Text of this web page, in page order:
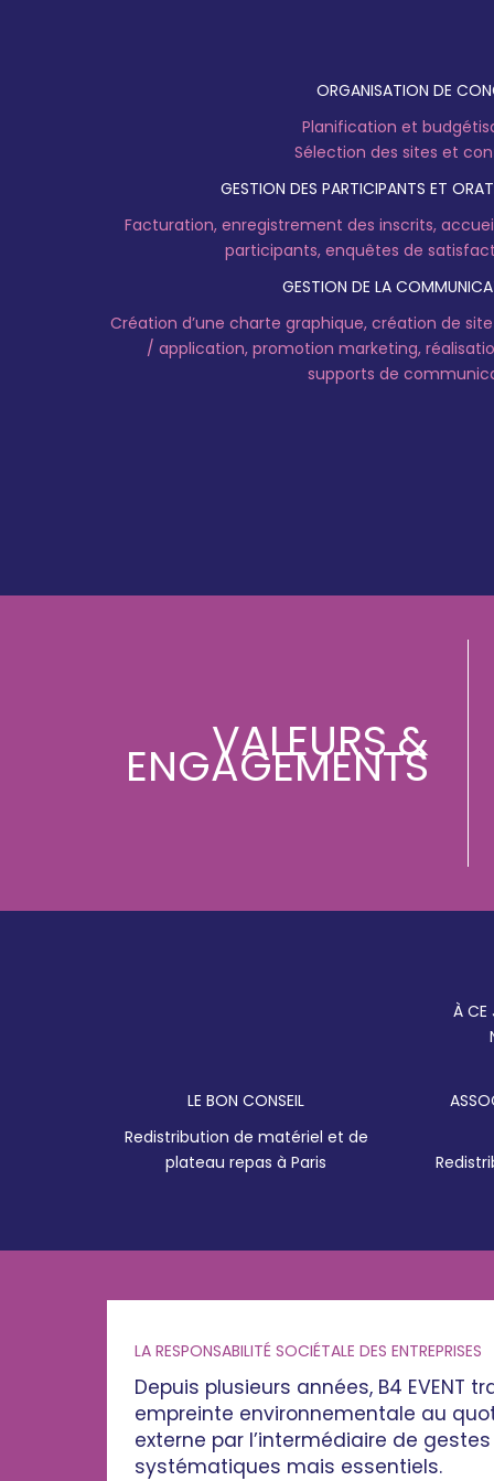
ORGANISATION DE
Planification et
Sélection des sites et
GESTION DES PARTICIPANTS ET
Facturation, enregistrement des inscrits,
participants, enquêtes de
GESTION DE LA
Création d’une charte graphique, création de
/ application, promotion marketing,
supports de
VALEURS &
ENGAGEMENTS
À CE
LE BON CONSEIL
Redistribution de matériel et de
plateau repas à Paris
LA RESPONSABILITÉ SOCIÉTALE DES ENTREPRISES
Depuis plusieurs années, B4 EVENT
empreinte environnementale au
externe par l’intermédiaire de
systématiques mais essentiels.